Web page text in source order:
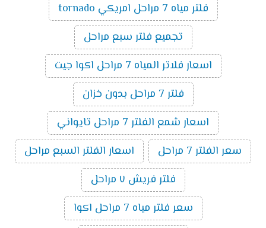
فلتر مياه 7 مراحل امريكي tornado
تجميع فلتر سبع مراحل
اسعار فلاتر المياه 7 مراحل اكوا جيت
فلتر 7 مراحل بدون خزان
اسعار شمع الفلتر 7 مراحل تايواني
سعر الفلتر 7 مراحل
اسعار الفلتر السبع مراحل
فلتر فريش ٧ مراحل
سعر فلتر مياه 7 مراحل اكوا